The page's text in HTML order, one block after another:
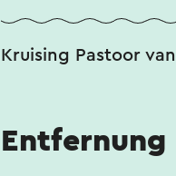
Kruising Pastoor
Entfernung